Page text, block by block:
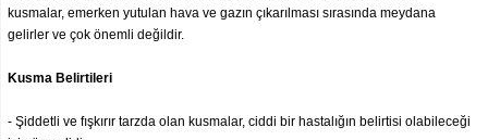
kusmalar, emerken yutulan hava ve gazın çıkarılması sırasında meydana
gelirler ve çok önemli değildir.
Kusma Belirtileri
- Şiddetli ve fışkırır tarzda olan kusmalar, ciddi bir hastalığın belirtisi olabileceği